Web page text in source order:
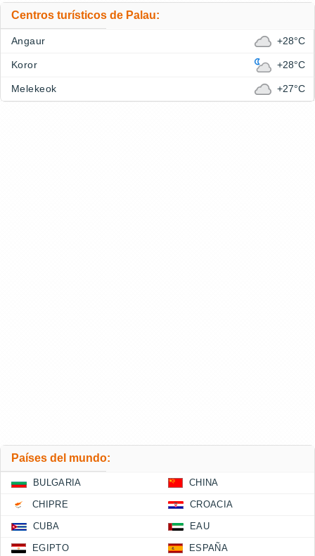
Centros turísticos de Palau:
Angaur +28°C
Koror +28°C
Melekeok +27°C
Países del mundo:
BULGARIA CHINA
CHIPRE CROACIA
CUBA EAU
EGIPTO ESPAÑA